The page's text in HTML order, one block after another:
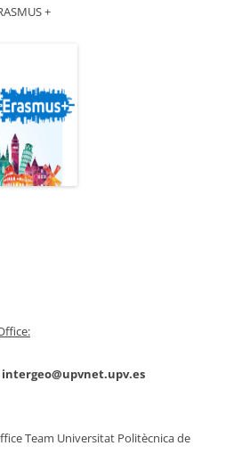
+
intergeo@upvnet.upv.es
Team Universitat Politècnica de